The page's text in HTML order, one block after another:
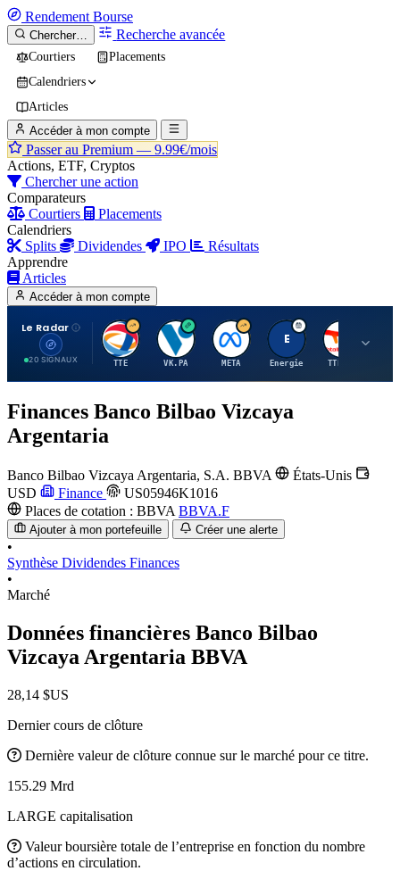
Rendement Bourse
Chercher… Recherche avancée
Courtiers
Placements
Calendriers
Articles
Accéder à mon compte
Passer au Premium — 9.99€/mois
Actions, ETF, Cryptos
Chercher une action
Comparateurs
Courtiers
Placements
Calendriers
Splits
Dividendes IPO
Résultats
Apprendre
Articles
Accéder à mon compte
Le Radar
20 SIGNAUX
T
TTE
V
VK.PA
M
META
E
Energie
T
TTE.PA
Finances Banco Bilbao Vizcaya
Argentaria
Banco Bilbao Vizcaya Argentaria, S.A. BBVA
États-Unis
USD
Finance
US05946K1016
Places de cotation : BBVA BBVA.F
Ajouter à mon portefeuille Créer une alerte
•
Synthèse Dividendes Finances
•
Marché
Données financières Banco Bilbao
Vizcaya Argentaria BBVA
28,14 $US
Dernier cours de clôture
Dernière valeur de clôture connue sur le marché pour ce titre.
155.29 Mrd
LARGE capitalisation
Valeur boursière totale de l’entreprise en fonction du nombre
d’actions en circulation.